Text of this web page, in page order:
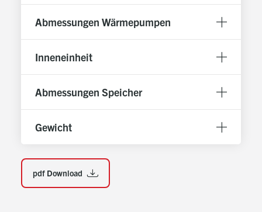
maximale Zuverlässigkeit
Steuerung von bis zu 2 Heizkreisen
Erweiterbar für flexibles Heizsystem
Zweiter Wärmeerzeuger einbindbar
Zirkulationspumpensteuerung
Programmierbar über Zeitsteuerung für flexible
Anwendung
Unterstützung von SG-Ready-, S0- und Modbus-
Schnittstellen für nachhaltige Energieverwertung
Schwimmbadeinbindung
Abmessungen Wärmepumpen
Inneneinheit
Abmessungen Speicher
Gewicht
pdf Download